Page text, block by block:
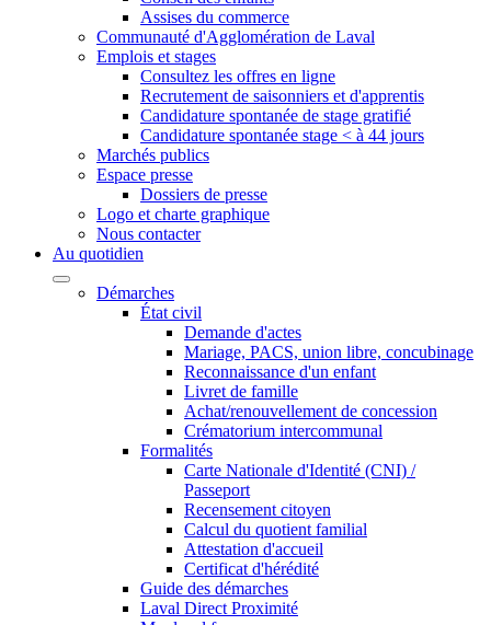
Assises du commerce
Communauté d'Agglomération de Laval
Emplois et stages
Consultez les offres en ligne
Recrutement de saisonniers et d'apprentis
Candidature spontanée de stage gratifié
Candidature spontanée stage < à 44 jours
Marchés publics
Espace presse
Dossiers de presse
Logo et charte graphique
Nous contacter
Au quotidien
Démarches
État civil
Demande d'actes
Mariage, PACS, union libre, concubinage
Reconnaissance d'un enfant
Livret de famille
Achat/renouvellement de concession
Crématorium intercommunal
Formalités
Carte Nationale d'Identité (CNI) /
Passeport
Recensement citoyen
Calcul du quotient familial
Attestation d'accueil
Certificat d'hérédité
Guide des démarches
Laval Direct Proximité